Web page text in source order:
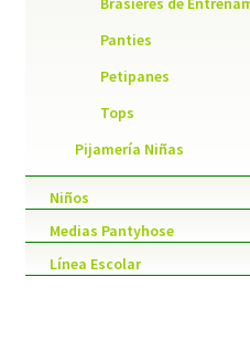
Panties
Petipanes
Tops
Pijamería Niñas
Niños
Medias Pantyhose
Línea Escolar